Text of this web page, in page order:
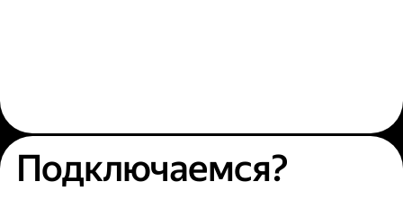
Подключаемся?